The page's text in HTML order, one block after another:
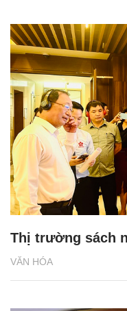
VĂN HÓA
Thị trường sách